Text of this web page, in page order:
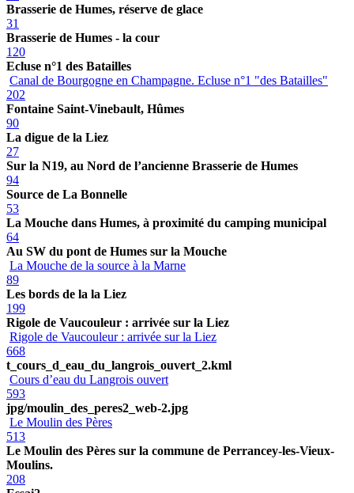
Brasserie de Humes, réserve de glace
31
Brasserie de Humes - la cour
120
Ecluse n°1 des Batailles
Canal de Bourgogne en Champagne. Ecluse n°1 "des Batailles"
202
Fontaine Saint-Vinebault, Hûmes
90
La digue de la Liez
27
Sur la N19, au Nord de l’ancienne Brasserie de Humes
94
Source de La Bonnelle
53
La Mouche dans Humes, à proximité du camping municipal
64
Au SW du pont de Humes sur la Mouche
La Mouche de la source à la Marne
89
Les bords de la la Liez
199
Rigole de Vaucouleur : arrivée sur la Liez
Rigole de Vaucouleur : arrivée sur la Liez
668
t_cours_d_eau_du_langrois_ouvert_2.kml
Cours d’eau du Langrois ouvert
593
jpg/moulin_des_peres2_web-2.jpg
Le Moulin des Pères
513
Le Moulin des Pères sur la commune de Perrancey-les-Vieux-
Moulins.
208